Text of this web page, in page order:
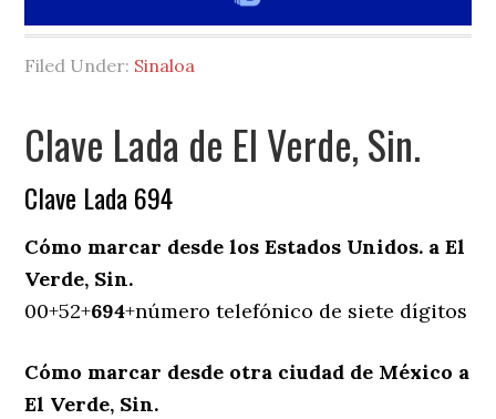
Filed Under: Sinaloa
Clave Lada de El Verde, Sin.
Clave Lada 694
Cómo marcar desde los Estados Unidos. a El
Verde, Sin.
00+52+694+número telefónico de siete dígitos
Cómo marcar desde otra ciudad de México a
El Verde, Sin.